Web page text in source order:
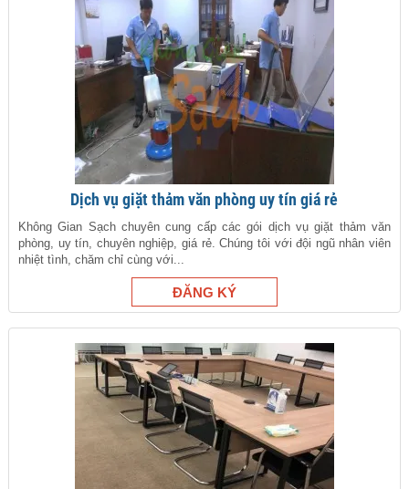
Dịch vụ giặt thảm văn phòng uy tín giá rẻ
Không Gian Sạch chuyên cung cấp các gói dịch vụ giặt thảm văn
phòng, uy tín, chuyên nghiệp, giá rẻ. Chúng tôi với đội ngũ nhân viên
nhiệt tình, chăm chỉ cùng với...